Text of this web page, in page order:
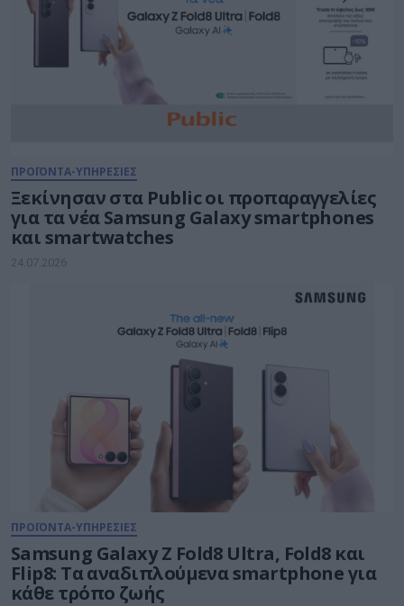
ΠΡΟΪΟΝΤΑ-ΥΠΗΡΕΣΙΕΣ
Ξεκίνησαν στα Public οι προπαραγγελίες
για τα νέα Samsung Galaxy smartphones
και smartwatches
24.07.2026
ΠΡΟΪΟΝΤΑ-ΥΠΗΡΕΣΙΕΣ
Samsung Galaxy Z Fold8 Ultra, Fold8 και
Flip8: Τα αναδιπλούμενα smartphone για
κάθε τρόπο ζωής